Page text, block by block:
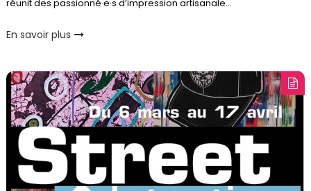
réunit des passionné·e·s d’impression artisanale…
En savoir plus